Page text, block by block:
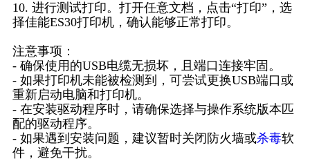
10. 进行测试打印。打开任意文档，点击“打印”，选
择佳能ES30打印机，确认能够正常打印。
注意事项：
- 确保使用的USB电缆无损坏，且端口连接牢固。
- 如果打印机未能被检测到，可尝试更换USB端口或
重新启动电脑和打印机。
- 在安装驱动程序时，请确保选择与操作系统版本匹
配的驱动程序。
- 如果遇到安装问题，建议暂时关闭防火墙或杀毒软
件，避免干扰。